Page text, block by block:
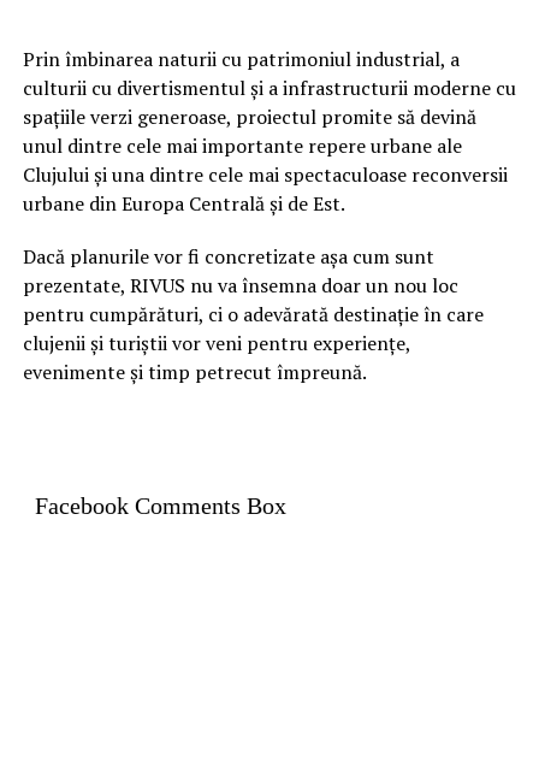
Prin îmbinarea naturii cu patrimoniul industrial, a
culturii cu divertismentul și a infrastructurii moderne cu
spațiile verzi generoase, proiectul promite să devină
unul dintre cele mai importante repere urbane ale
Clujului și una dintre cele mai spectaculoase reconversii
urbane din Europa Centrală și de Est.
Dacă planurile vor fi concretizate așa cum sunt
prezentate, RIVUS nu va însemna doar un nou loc
pentru cumpărături, ci o adevărată destinație în care
clujenii și turiștii vor veni pentru experiențe,
evenimente și timp petrecut împreună.
Facebook Comments Box